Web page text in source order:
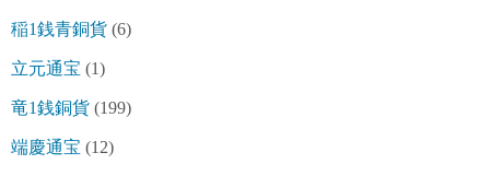
稲1銭青銅貨 (6)
立元通宝 (1)
竜1銭銅貨 (199)
端慶通宝 (12)